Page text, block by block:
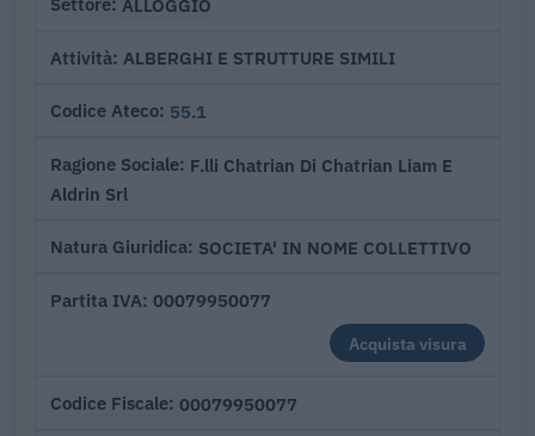
Attività ALBERGHI E STRUTTURE SIMILI
Codice Ateco 55.1
Ragione Sociale F.lli Chatrian Di Chatrian Liam E
Aldrin Srl
Natura Giuridica SOCIETA' IN NOME COLLETTIVO
Partita IVA 00079950077
Acquista visura
Codice Fiscale 00079950077